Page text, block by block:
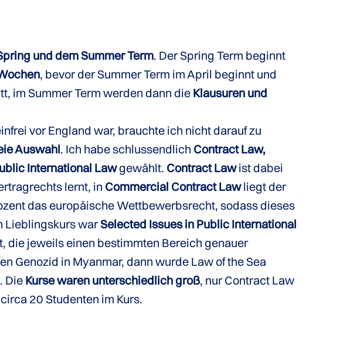
und dem Summer Term. Der Spring Term beginnt
, bevor der Summer Term im April beginnt und
im Summer Term werden dann dieKlausuren und
vor England war, brauchte ich nicht darauf zu
Auswahl. Ich habe schlussendlich Contract Law,
International Lawgewählt. Contract Lawist dabei
lernt, in Commercial Contract Lawliegt der
das europäische Wettbewerbsrecht, sodass dieses
Lieblingskurs warSelected Issues in Public International
die jeweils einen bestimmten Bereich genauer
Genozid in Myanmar, dann wurde Law of the Sea
Die Kurse waren unterschiedlich groß, nur Contract Law
20 Studenten im Kurs.